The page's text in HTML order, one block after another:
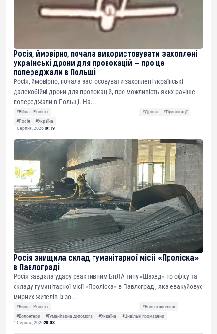
Росія, ймовірно, почала використовувати захоплені
українські дрони для провокацій — про це
попереджали в Польщі
Росія, ймовірно, почала застосовувати захоплені українські
далекобійні дрони для провокацій, про можливість яких раніше
попереджали в Польщі. На...
#Війна з Росією #Дрони
#Провокації
#Росія
#Україна
1 Серпня, 202619:19
Росія знищила склад гуманітарної місії «Проліска»
в Павлограді
Росія завдала удару реактивним БпЛА типу «Шахед» по офісу та
складу гуманітарної місії «Проліска» в Павлограді, яка евакуйовує
мирних жителів із зо...
#Війна з Росією
#Воєнні злочини
#Волонтери
#Гуманітарна допомога #Україна
#Цивільні громадяни
1 Серпня, 202620:33